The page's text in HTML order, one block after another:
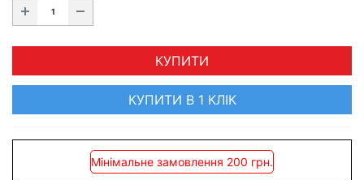
КУПИТИ
КУПИТИ В 1 КЛІК
Мінімальне замовлення 200 грн.